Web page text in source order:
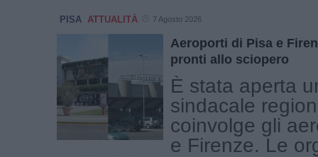
PISA ATTUALITÀ 7 Agosto 2026
Aeroporti di Pisa e
pronti allo sciopero
È stata aperta
sindacale
coinvolge gli
e Firenze. Le